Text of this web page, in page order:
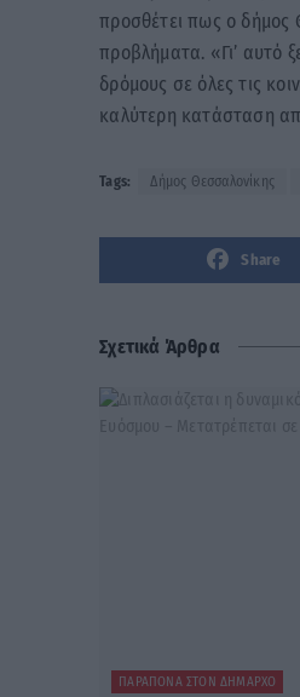
προσθέτει πως ο δήμος
προβλήματα. «Γι’ αυτό
δρόμους σε όλες τις
καλύτερη κατάσταση
Tags: Δήμος Θεσσαλονίκης
Share
Σχετικά Άρθρα
ΠΑΡΆΠΟΝΑ ΣΤΟΝ ΔΉΜΑΡΧΟ